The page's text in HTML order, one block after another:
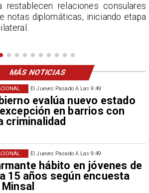
El Jueves Pasado A Las 9:49
evalúa nuevo estado
en barrios con
criminalidad
El Jueves Pasado A Las 9:49
hábito en jóvenes de
15 años según encuesta
Nacional de Ferias Libres (ASOF)
que se refieran a Fabiola
de feria', expresión utilizada
MÁS NOTICIAS